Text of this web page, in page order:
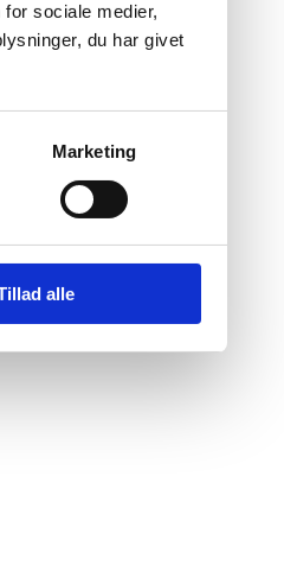
sociale medier,
du har givet
Marketing
alle
på denne